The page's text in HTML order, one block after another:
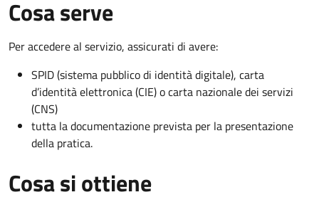
Cosa serve
Per accedere al servizio, assicurati di avere:
SPID (sistema pubblico di identità digitale), carta
d’identità elettronica (CIE) o carta nazionale dei servizi
(CNS)
tutta la documentazione prevista per la presentazione
della pratica.
Cosa si ottiene